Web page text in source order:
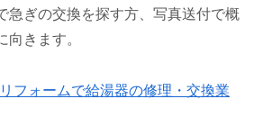
急ぎの交換を探す方、写真送付で概
向きます。
フォームで給湯器の修理・交換業